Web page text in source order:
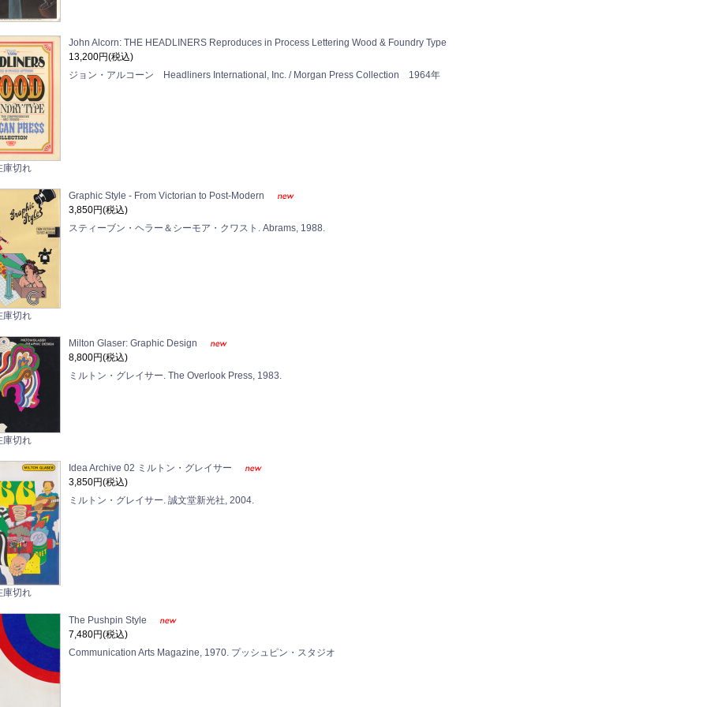
庫切れ
John Alcorn: THE HEADLINERS Reproduces in Process Lettering Wood & Foundry Type
13,200円(税込)
ジョン・アルコーン Headliners International, Inc. / Morgan Press Collection 1964年
庫切れ
Graphic Style - From Victorian to Post-Modern
3,850円(税込)
スティーブン・ヘラー＆シーモア・クワスト. Abrams, 1988.
庫切れ
Milton Glaser: Graphic Design
8,800円(税込)
ミルトン・グレイサー. The Overlook Press, 1983.
庫切れ
Idea Archive 02 ミルトン・グレイサー
3,850円(税込)
ミルトン・グレイサー. 誠文堂新光社, 2004.
The Pushpin Style
7,480円(税込)
Communication Arts Magazine, 1970. プッシュピン・スタジオ